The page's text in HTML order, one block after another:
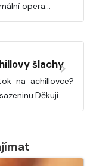
opera…
šlachy
na achillovce?